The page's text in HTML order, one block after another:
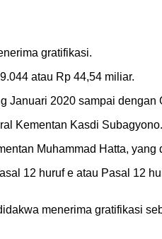
gratifikasi.
atau Rp 44,54 miliar.
Januari 2020 sampai dengan
Kementan Kasdi Subagyono.
Muhammad Hatta,
12 huruf e atau Pasal 12
menerima gratifikasi